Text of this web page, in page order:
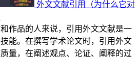
外文文献引用（为什么它对
作品的人来说，引用外文文献是一
能。在撰写学术论文时，引用外文
量，在阐述观点、论证、阐释的过